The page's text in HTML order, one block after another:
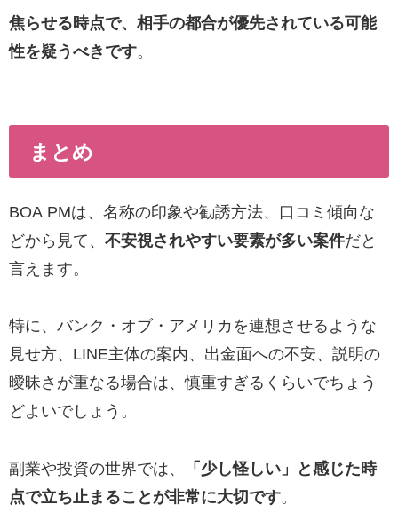
焦らせる時点で、相手の都合が優先されている可能
性を疑うべきです。
まとめ
BOA PMは、名称の印象や勧誘方法、口コミ傾向な
どから見て、 不安視されやすい要素が多い案件だと
言えます。
特に、バンク・オブ・アメリカを連想させるような
見せ方、LINE主体の案内、出金面への不安、説明の
曖昧さが重なる場合は、慎重すぎるくらいでちょう
どよいでしょう。
副業や投資の世界では、
「少し怪しい」と感じた時
点で立ち止まることが非常に大切です。